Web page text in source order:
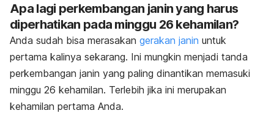
Apa lagi perkembangan janin yang harus
diperhatikan pada minggu 26 kehamilan?
Anda sudah bisa merasakan gerakan janin untuk
pertama kalinya sekarang. Ini mungkin menjadi tanda
perkembangan janin yang paling dinantikan memasuki
minggu 26 kehamilan. Terlebih jika ini merupakan
kehamilan pertama Anda.